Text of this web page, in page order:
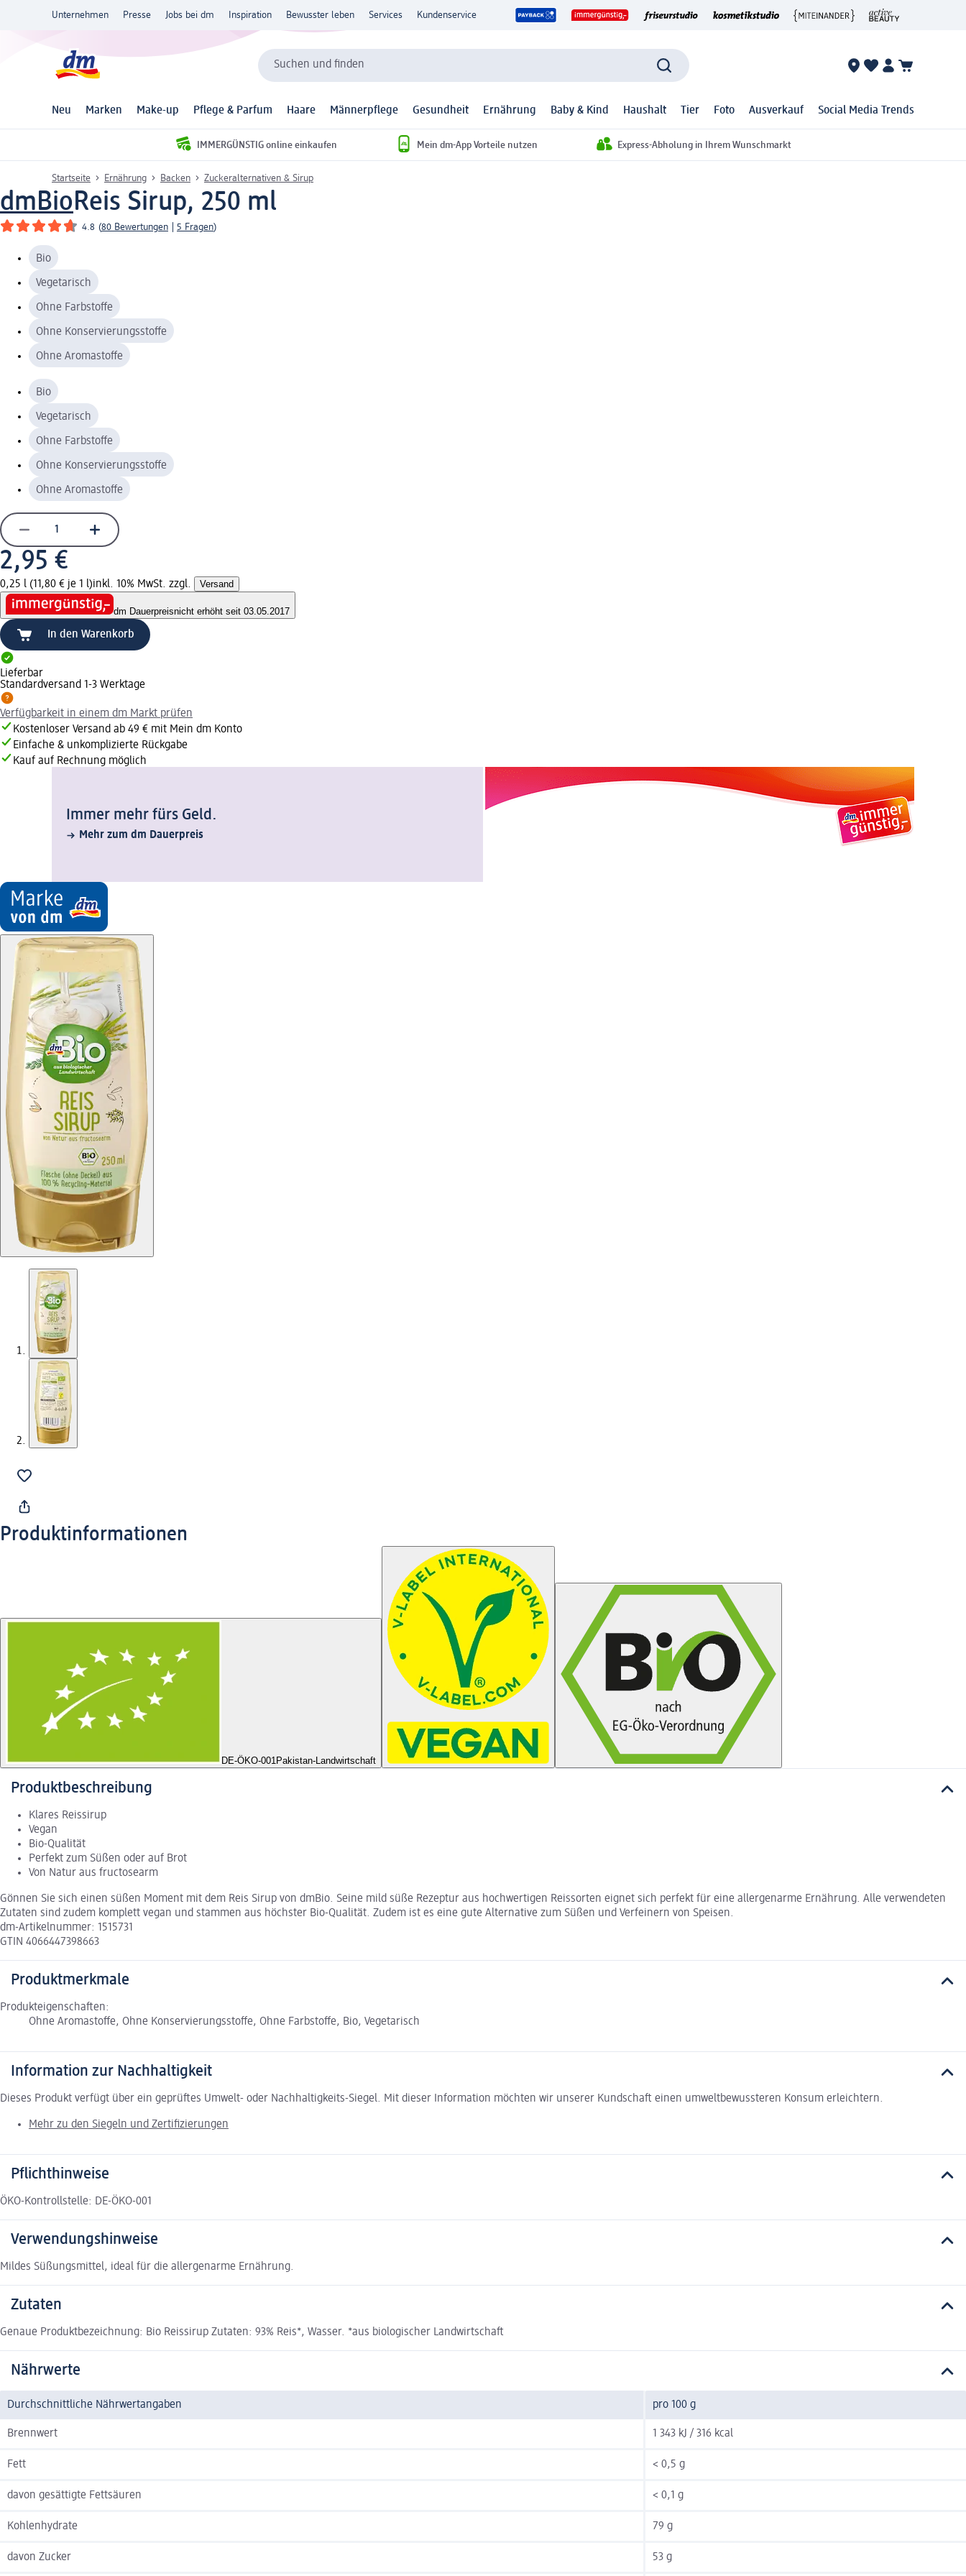
Unternehmen Presse Jobs bei dm Inspiration Bewusster leben Services Kundenservice
Suchen und finden
Neu Marken Make-up Pflege & Parfum Haare Männerpflege Gesundheit Ernährung Baby & Kind Haushalt Tier Foto Ausverkauf Social Media Trends
IMMERGÜNSTIG online einkaufen Mein dm-App Vorteile nutzen Express-Abholung in Ihrem Wunschmarkt
Startseite Ernährung Backen Zuckeralternativen & Sirup
dmBioReis Sirup, 250 ml
4.8 (80 Bewertungen 5 Fragen)
Bio
Vegetarisch
Ohne Farbstoffe
Ohne Konservierungsstoffe
Ohne Aromastoffe
Bio
Vegetarisch
Ohne Farbstoffe
Ohne Konservierungsstoffe
Ohne Aromastoffe
2,95 €
0,25 l (11,80 € je 1 l)inkl. 10% MwSt. zzgl. Versand
dm Dauerpreisnicht erhöht seit 03.05.2017
In den Warenkorb
Lieferbar
Standardversand 1-3 Werktage
Verfügbarkeit in einem dm Markt prüfen
Kostenloser Versand ab 49 € mit Mein dm Konto
Einfache & unkomplizierte Rückgabe
Kauf auf Rechnung möglich
Immer mehr fürs Geld.
Mehr zum dm Dauerpreis
Produktinformationen
DE-ÖKO-001Pakistan-Landwirtschaft
Produktbeschreibung
Klares Reissirup
Vegan
Bio-Qualität
Perfekt zum Süßen oder auf Brot
Von Natur aus fructosearm
Gönnen Sie sich einen süßen Moment mit dem Reis Sirup von dmBio. Seine mild süße Rezeptur aus hochwertigen Reissorten eignet sich perfekt für eine allergenarme Ernährung. Alle verwendeten
Zutaten sind zudem komplett vegan und stammen aus höchster Bio-Qualität. Zudem ist es eine gute Alternative zum Süßen und Verfeinern von Speisen.
dm-Artikelnummer: 1515731
GTIN 4066447398663
Produktmerkmale
Produkteigenschaften:
Ohne Aromastoffe, Ohne Konservierungsstoffe, Ohne Farbstoffe, Bio, Vegetarisch
Information zur Nachhaltigkeit
Dieses Produkt verfügt über ein geprüftes Umwelt- oder Nachhaltigkeits-Siegel. Mit dieser Information möchten wir unserer Kundschaft einen umweltbewussteren Konsum erleichtern.
Mehr zu den Siegeln und Zertifizierungen
Pflichthinweise
ÖKO-Kontrollstelle: DE-ÖKO-001
Verwendungshinweise
Mildes Süßungsmittel, ideal für die allergenarme Ernährung.
Zutaten
Genaue Produktbezeichnung: Bio Reissirup Zutaten: 93% Reis*, Wasser. *aus biologischer Landwirtschaft
Nährwerte
Durchschnittliche Nährwertangaben pro 100 g
Brennwert 1 343 kJ / 316 kcal
Fett < 0,5 g
davon gesättigte Fettsäuren < 0,1 g
Kohlenhydrate 79 g
davon Zucker 53 g